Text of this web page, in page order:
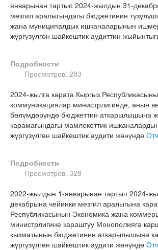
январынан тартып 2024-жылдын 31-
мезгил аралыгындагы бюджетинин
жана муниципалдык ишканаларынын
жүргүзүлгөн шайкештик аудиттин
Подробности
Просмотров: 283
2024-жылга карата Кыргыз
коммуникациялар министрлигинде, анын
бөлүмдөрүндө бюджеттин аткарылышына
карамагындагы мамлекеттик
жүргүзүлгөн шайкештик аудити жөнүндө
Подробности
Просмотров: 328
2022-жылдын 1-январынан тартып 2024-
декабрына чейинки мезгил аралыгына
Республикасынын Экономика жана
министрлигине караштуу Монополияга
кызматынын бюджетинин аткарылышына
жүргүзүлгөн шайкештик аудити жөнүндө